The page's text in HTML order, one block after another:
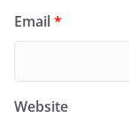
Email*
Website